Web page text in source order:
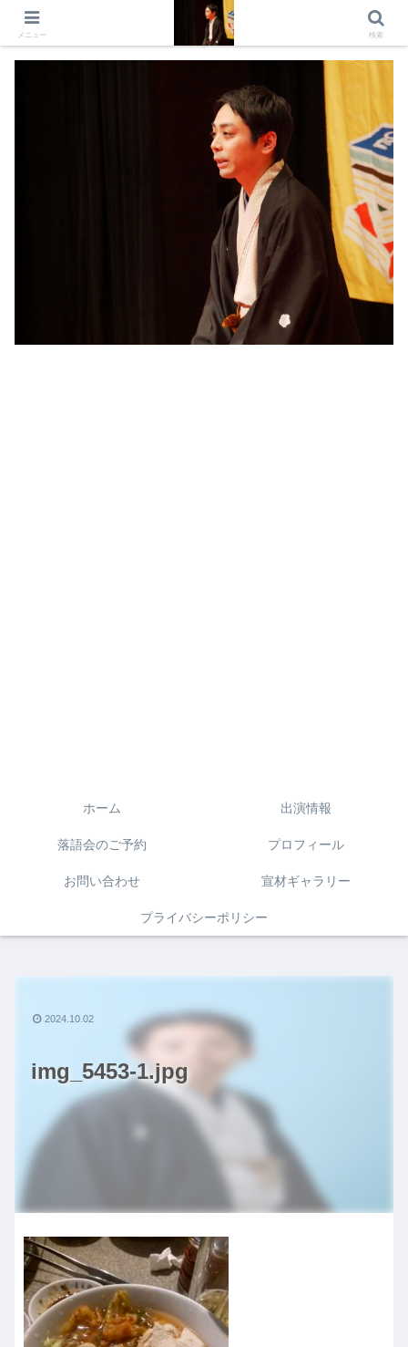
出演情報 出演依頼 日記 プロフィール
ホーム 出演情報
落語会のご予約 プロフィール
お問い合わせ 宣材ギャラリー
プライバシーポリシー
img_5453-1.jpg
2024.10.02
メニュー 検索